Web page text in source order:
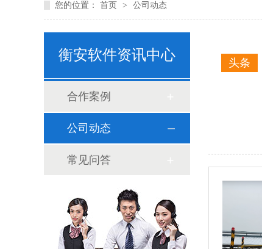
您的位置： 首页 > 公司动态
衡安软件资讯中心
合作案例
公司动态
常见问答
头条